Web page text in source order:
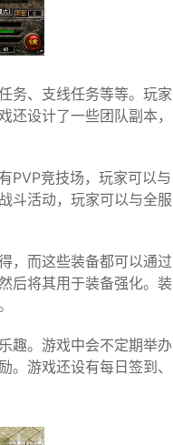
务、支线任务等等。玩家
设计了一些团队副本，
PVP竞技场，玩家可以与
斗活动，玩家可以与全服
，而这些装备都可以通过
后将其用于装备强化。装
趣。游戏中会不定期举办
游戏还设有每日签到、